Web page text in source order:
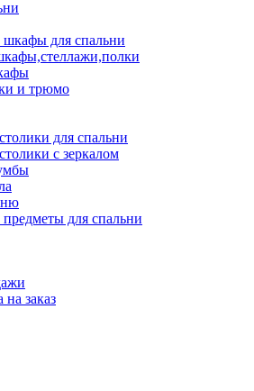
для спальни
и трюмо
для спальни
с зеркалом
для спальни
заказ